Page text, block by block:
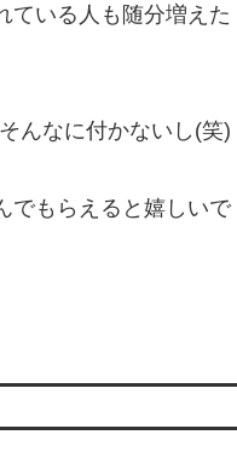
ている人も随分増えた
んなに付かないし(笑)
でもらえると嬉しいで